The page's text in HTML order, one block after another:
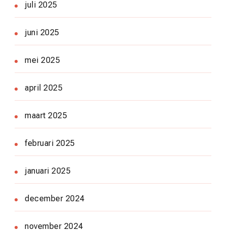
juli 2025
juni 2025
mei 2025
april 2025
maart 2025
februari 2025
januari 2025
december 2024
november 2024